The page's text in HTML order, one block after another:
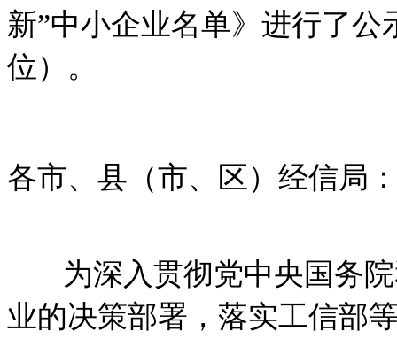
新”中小企业名单》进行了公
位）。
各市、县（市、区）经信局
为深入贯彻党中央国务院
业的决策部署，落实工信部